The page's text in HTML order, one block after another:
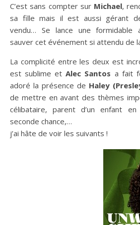
C’est sans compter sur Michael,
sa fille mais il est aussi gérant
vendu… Se lance une formidable
sauver cet événement si attendu de
La complicité entre les deux est
est sublime etAlec Santos a fait
adoré la présence de Haley
de mettre en avant des thèmes
célibataire, parent d’un enfant
seconde chance,…
j’ai hâte de voir les suivants !